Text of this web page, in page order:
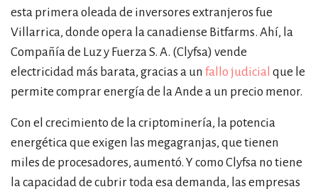
esta primera oleada de inversores extranjeros fue
Villarrica, donde opera la canadiense Bitfarms. Ahí, la
Compañía de Luz y Fuerza S. A. (Clyfsa) vende
electricidad más barata, gracias a un fallo judicial que le
permite comprar energía de la Ande a un precio menor.
Con el crecimiento de la criptominería, la potencia
energética que exigen las megagranjas, que tienen
miles de procesadores, aumentó. Y como Clyfsa no tiene
la capacidad de cubrir toda esa demanda, las empresas